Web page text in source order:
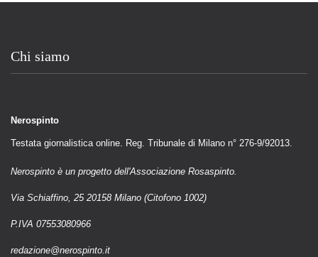
Chi siamo
Nerospinto
Testata giornalistica online. Reg. Tribunale di Milano n° 276-9/92013.
Nerospinto è un progetto dell'Associazione Rosaspinto.
Via Schiaffino, 25 20158 Milano (Citofono 1002)
P.IVA 07553080966
redazione@nerospinto.it